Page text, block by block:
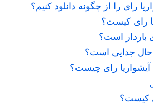
رای را از چگونه دانلود کنیم؟
رای کیست؟
باردار است؟
حال جدایی است؟
آیشواریا رای چیست؟
کیست؟